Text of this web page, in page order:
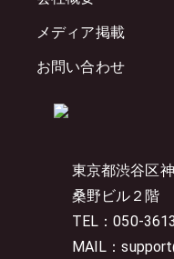
東京都渋谷区
桑野ビル２階
TEL：050-
MAIL：
メディア掲載
お問い合わせ